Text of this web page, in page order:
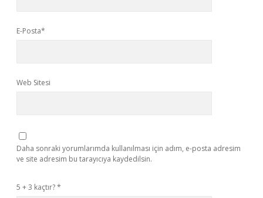
E-Posta*
Web Sitesi
Daha sonraki yorumlarımda kullanılması için adım, e-posta adresim
ve site adresim bu tarayıcıya kaydedilsin.
5 + 3 kaçtır?*